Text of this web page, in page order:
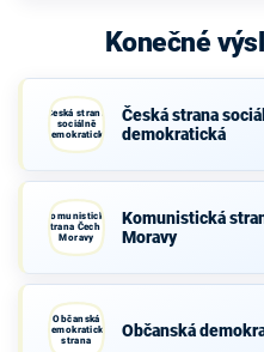
Konečné
Česká strana
sociálně
demokratická
Česká strana
demokratická
Komunistická
strana Čech a
Moravy
Komunistická
Moravy
Občanská
demokratická
strana
Občanská